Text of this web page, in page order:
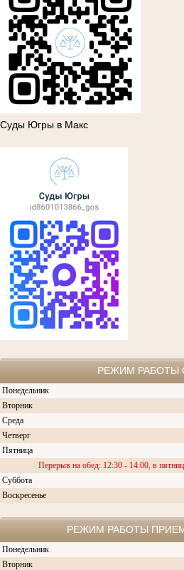
Суды Югры в Макс
РЕЖИМ РАБОТЫ
Понедельник
Вторник
Среда
Четверг
Пятница
Перерыв на обед: 12:30 - 14:00, в
Суббота
Воскресенье
РЕЖИМ РАБОТЫ
Понедельник
Вторник